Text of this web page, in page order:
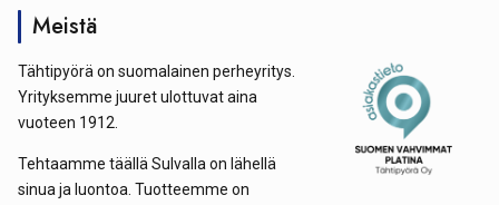
Meistä
Tähtipyörä on suomalainen perheyritys.
Yrityksemme juuret ulottuvat aina
vuoteen 1912.
Tehtaamme täällä Sulvalla on lähellä
sinua ja luontoa. Tuotteemme on